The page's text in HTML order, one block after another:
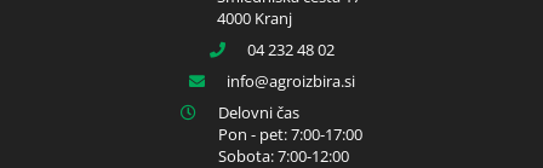
4000 Kranj
04 232 48 02
info
agroizbira.si
Delovni čas
Pon - pet: 7:00-17:00
Sobota: 7:00-12:00